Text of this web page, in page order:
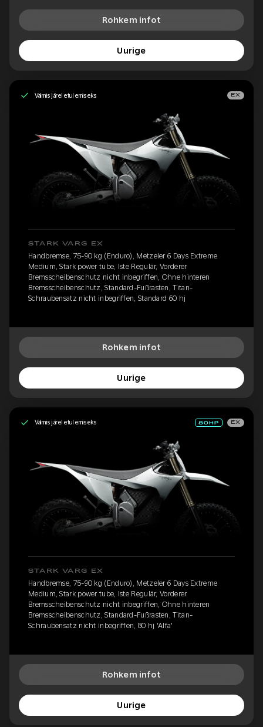
Rohkem infot
Uurige
Valmis järeletulemiseks EX
STARK VARG EX
Handbremse, 75-90 kg (Enduro), Metzeler 6 Days Extreme
Medium, Stark power tube, Iste Regulär, Vorderer
Bremsscheibenschutz nicht inbegriffen, Ohne hinteren
Bremsscheibenschutz, Standard-Fußrasten, Titan-
Schraubensatz nicht inbegriffen, Standard 60 hj
Rohkem infot
Uurige
Valmis järeletulemiseks EX
STARK VARG EX
Handbremse, 75-90 kg (Enduro), Metzeler 6 Days Extreme
Medium, Stark power tube, Iste Regulär, Vorderer
Bremsscheibenschutz nicht inbegriffen, Ohne hinteren
Bremsscheibenschutz, Standard-Fußrasten, Titan-
Schraubensatz nicht inbegriffen, 80 hj 'Alfa'
Rohkem infot
Uurige